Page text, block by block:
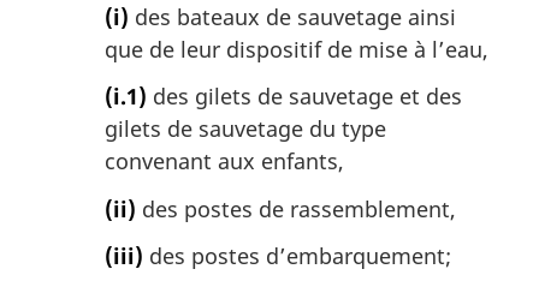
(i) des bateaux de sauvetage ainsi
que de leur dispositif de mise à l’eau,
(i.1) des gilets de sauvetage et des
gilets de sauvetage du type
convenant aux enfants,
(ii) des postes de rassemblement,
(iii) des postes d’embarquement;